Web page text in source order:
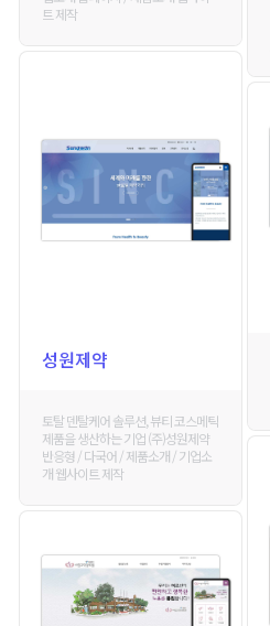
트 제작
성원제약
토탈 덴탈케어 솔루션, 뷰티 코스메틱
제품을 생산하는 기업 (주)성원제약
반응형 / 다국어 / 제품소개 / 기업소
개 웹사이트 제작